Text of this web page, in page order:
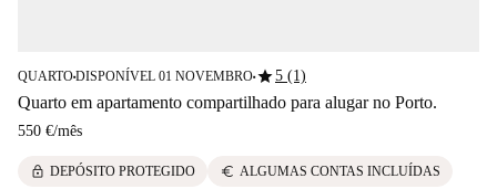
QUARTO■DISPONÍVEL 01 NOVEMBRO■star5 (1)
Quarto em apartamento compartilhado para alugar no Porto.
550 €/mês
lock DEPÓSITO PROTEGIDO euro ALGUMAS CONTAS INCLUÍDAS